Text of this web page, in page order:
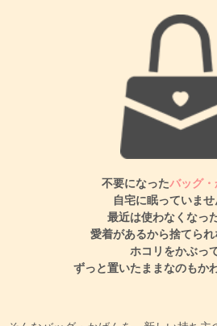
不要になったバッグ
自宅に眠っていませ
最近は使わなくなっ
愛着があるから捨てられ
ホコリをかぶって
ずっと置いたままなのもか